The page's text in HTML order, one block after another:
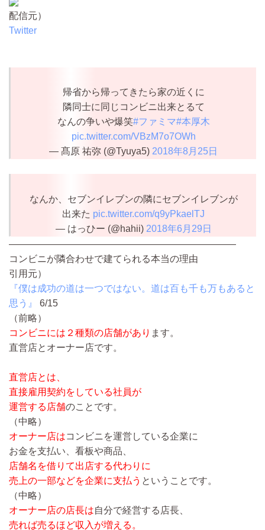
配信元）
Twitter
帰省から帰ってきたら家の近くに
隣同士に同じコンビニ出来とるて
なんの争いや爆笑#ファミマ#本厚木
pic.twitter.com/VBzM7o7OWh
— 髙原 祐弥 (@Tyuya5) 2018年8月25日
なんか、セブンイレブンの隣にセブンイレブンが
出来た pic.twitter.com/q9yPkaelTJ
— はっひー (@hahii) 2018年6月29日
————————————————————————
コンビニが隣合わせで建てられる本当の理由
引用元）
『僕は成功の道は一つではない。道は百も千も万もあると
思う』
6/15
（前略）
コンビニには２種類の店舗があり ます。
直営店とオーナー店です。
直営店とは、
直接雇用契約をしている社員が
運営する店舗のことです。
（中略）
オーナー店はコンビニを運営している企業に
お金を支払い、看板や商品、
店舗名を借りて出店する代わりに
売上の一部などを企業に支払う ということです。
（中略）
オーナー店の店長は自分で経営する店長、
売れば売るほど収入が増える。